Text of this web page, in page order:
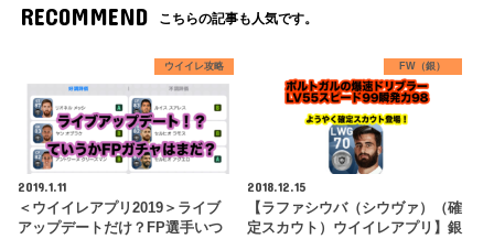
RECOMMEND こちらの記事も人気です。
ウイイレ攻略
2019.1.11
＜ウイイレアプリ2019＞ライブ
アップデートだけ？FP選手いつ
FW（銀）
2018.12.15
【ラファシウバ（シウヴァ）（確
定スカウト）ウイイレアプリ】銀